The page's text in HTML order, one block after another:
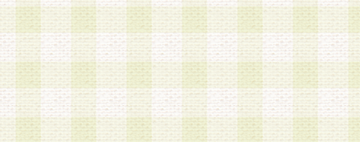
会員情報を本人の承諾なく第三者に開示すること
人を識別できる情報について第三者に開示または
社は事前に会員本人の同意を得るものとします。
3.前項の定めに拘わらず、当社は、以下の目的に
意を 得ることなく、会員個人を識別できる情報
づき選定した委託業者に対して当社の責任におい